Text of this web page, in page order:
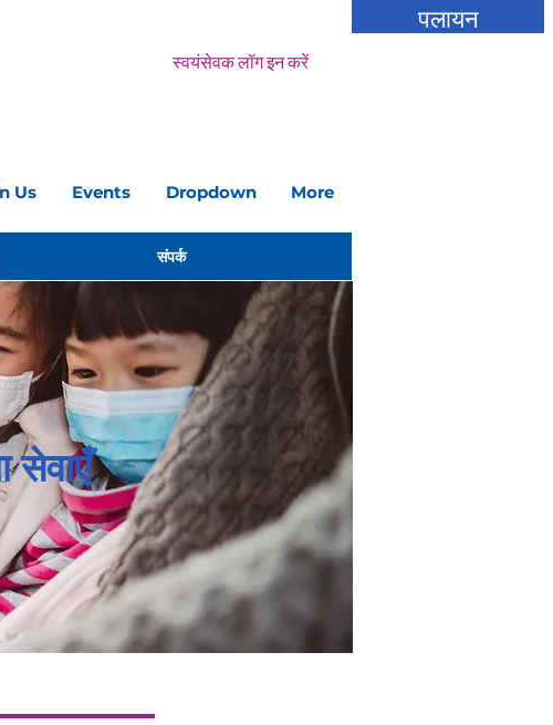
स्वयंसेवक लॉग इन करें
Us Events Dropdown More
पलायन
संपर्क